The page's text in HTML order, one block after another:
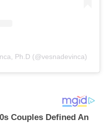
Ph.D (@vesnadevinca)